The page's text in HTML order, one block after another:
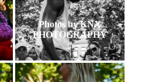
Photos by KNX
PHOTOGRAPHY